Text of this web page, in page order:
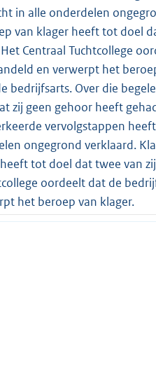
in alle onderdelen
van klager heeft tot doel
Centraal Tuchtcollege
en verwerpt het
bedrijfsarts. Over die
zij geen gehoor heeft
vervolgstappen
ongegrond verklaard.
tot doel dat twee van
oordeelt dat de
het beroep van klager.